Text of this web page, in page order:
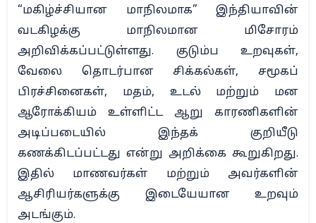
“மகிழ்ச்சியான மாநிலமாக” இந்தியாவின்
வடகிழக்கு மாநிலமான மிசோரம்
அறிவிக்கப்பட்டுள்ளது. குடும்ப உறவுகள்,
வேலை தொடர்பான சிக்கல்கள், சமூகப்
பிரச்சினைகள், மதம், உடல் மற்றும் மன
ஆரோக்கியம் உள்ளிட்ட ஆறு காரணிகளின்
அடிப்படையில் இந்தக் குறியீடு
கணக்கிடப்பட்டது என்று அறிக்கை கூறுகிறது.
இதில் மாணவர்கள் மற்றும் அவர்களின்
ஆசிரியர்களுக்கு இடையேயான உறவும்
அடங்கும்.